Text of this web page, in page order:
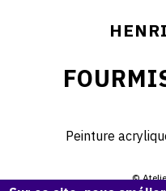
Peinture
©